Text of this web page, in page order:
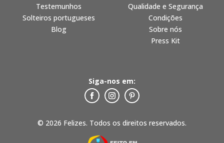
© 2026 Felizes. Todos os direitos reservados.
Testemunhos
Solteiros portugueses
Blog
Qualidade e Segurança
Condições
Sobre nós
Press Kit
Siga-nos em: